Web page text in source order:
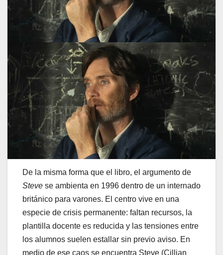
De la misma forma que el libro, el argumento de
Steve se ambienta en 1996 dentro de un internado
británico para varones. El centro vive en una
especie de crisis permanente: faltan recursos, la
plantilla docente es reducida y las tensiones entre
los alumnos suelen estallar sin previo aviso. En
medio de ese caos se encuentra Steve (Cillian